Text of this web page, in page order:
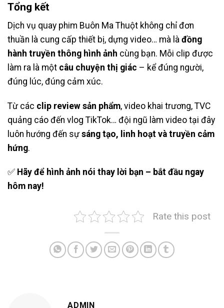
Tổng kết
Dịch vụ quay phim Buôn Ma Thuột không chỉ đơn
thuần là cung cấp thiết bị, dựng video… mà là đồng
hành truyền thông hình ảnh cùng bạn. Mỗi clip được
làm ra là một câu chuyện thị giác – kể đúng người,
đúng lúc, đúng cảm xúc.
Từ các clip review sản phẩm, video khai trương, TVC
quảng cáo đến vlog TikTok… đội ngũ làm video tại đây
luôn hướng đến sựsáng tạo, linh hoạt và truyền cảm
hứng.
✅ Hãy để hình ảnh nói thay lời bạn – bắt đầu ngay
hôm nay!
Rate this post
ADMIN